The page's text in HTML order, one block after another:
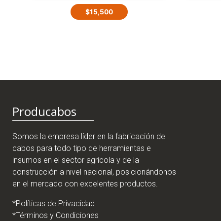
$15,500
Producabos
Somos la empresa líder en la fabricación de
cabos para todo tipo de herramientas e
insumos en el sector agrícola y de la
construcción a nivel nacional, posicionándonos
en el mercado con excelentes productos.
*Políticas de Privacidad
*Términos y Condiciones